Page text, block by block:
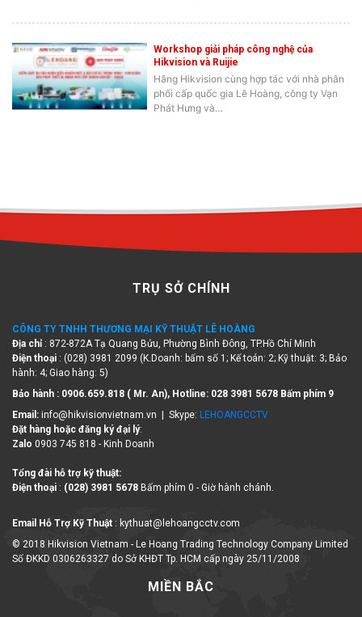
Workshop giải pháp công nghệ của
Hikvision và Ruijie
Hãng Hikvision cùng hợp tác với nhà phân
phối cấp quốc gia Lê Hoàng, công ty Vạn
Phát Hưng và…
TRỤ SỞ CHÍNH
CÔNG TY TNHH THƯƠNG MẠI KỸ THUẬT LÊ HOÀNG
Địa chỉ : 872-872A Tạ Quang Bửu, Phường Bình Đông, TP.Hồ Chí Minh
Điện thoại : (028) 3981 2099 (K.Doanh: bấm số 1; Kế toán: 2; Kỹ thuật: 3; Bảo
hành: 4; Giao hàng: 5)
Bảo hành : 0906.659.818 ( Mr. An), Hotline: 028 3981 5678 Bấm phím 9
Email: info@hikvisionvietnam.vn | Skype: LEHOANGCCTV
Đặt hàng hoặc đăng ký đại lý:
Zalo 0903 745 818 - Kinh Doanh
Tổng đài hỗ trợ kỹ thuật:
Điện thoại : (028) 3981 5678 Bấm phím 0 - Giờ hành chánh.
Email Hỗ Trợ Kỹ Thuật : kythuat@lehoangcctv.com
© 2018 Hikvision Vietnam - Le Hoang Trading Technology Company Limited
Số ĐKKD 0306263327 do Sở KHĐT Tp. HCM cấp ngày 25/11/2008
MIỀN BẮC